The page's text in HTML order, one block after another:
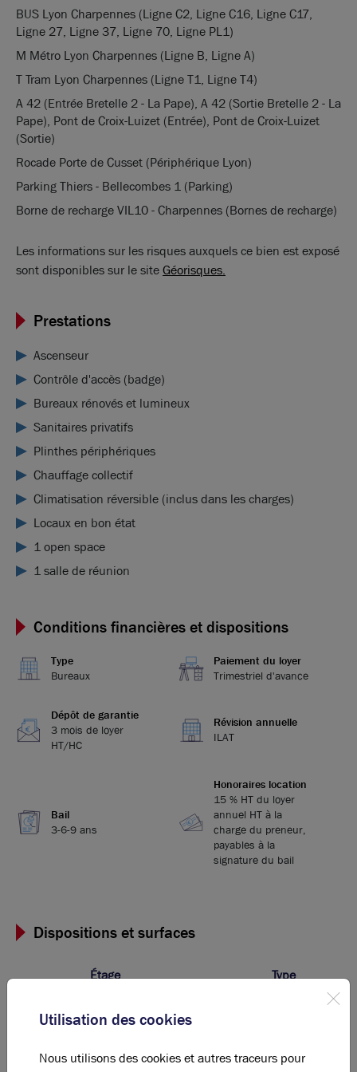
BUS Lyon Charpennes (Ligne C2, Ligne C16, Ligne C17,
Ligne 27, Ligne 37, Ligne 70, Ligne PL1)
M Métro Lyon Charpennes (Ligne B, Ligne A)
T Tram Lyon Charpennes (Ligne T1, Ligne T4)
A 42 (Entrée Bretelle 2 - La Pape), A 42 (Sortie Bretelle 2 - La
Pape), Pont de Croix-Luizet (Entrée), Pont de Croix-Luizet
(Sortie)
Rocade Porte de Cusset (Périphérique Lyon)
Parking Thiers - Bellecombes 1 (Parking)
Borne de recharge VIL10 - Charpennes (Bornes de recharge)
Les informations sur les risques auxquels ce bien est exposé
sont disponibles sur le siteGéorisques.
Prestations
Ascenseur
Contrôle d'accès (badge)
Bureaux rénovés et lumineux
Sanitaires privatifs
Plinthes périphériques
Chauffage collectif
Climatisation réversible (inclus dans les charges)
Locaux en bon état
1 open space
1 salle de réunion
Conditions financières et dispositions
Type
Bureaux
Paiement du loyer
Trimestriel d'avance
Dépôt de garantie
3 mois de loyer
HT/HC
Révision annuelle
ILAT
Bail
3-6-9 ans
Honoraires location
15 % HT du loyer
annuel HT à la
charge du preneur,
payables à la
signature du bail
Dispositions et surfaces
Étage Type
Utilisation des cookies
Nous utilisons des cookies et autres traceurs pour